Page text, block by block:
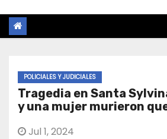
POLICIALES Y JUDICIALES
Tragedia en Santa
y una mujer murieron
Jul 1, 2024